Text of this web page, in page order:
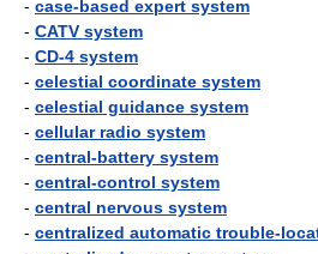
- case-based expert system
- CATV system
- CD-4 system
- celestial coordinate system
- celestial guidance system
- cellular radio system
- central-battery system
- central-control system
- central nervous system
- centralized automatic trouble-